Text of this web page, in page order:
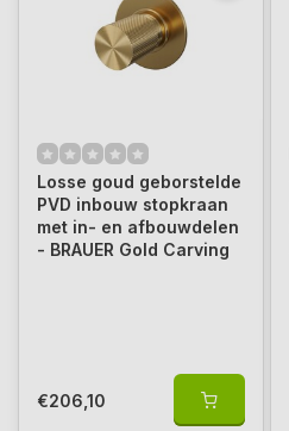
Losse goud geborstelde
PVD inbouw stopkraan
met in- en afbouwdelen
- BRAUER Gold Carving
€206,10